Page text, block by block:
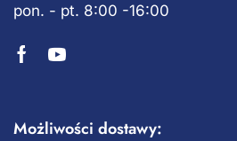
pon. - pt. 8:00 -16:00
Możliwości dostawy: